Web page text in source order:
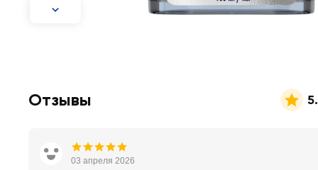
Отзывы
03 апреля 2026